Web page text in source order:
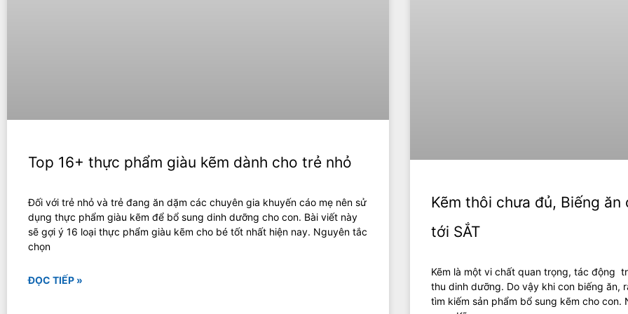
Top 16+ thực phẩm giàu kẽm dành cho trẻ nhỏ
Đối với trẻ nhỏ và trẻ đang ăn dặm các chuyên gia khuyến cáo mẹ nên sử
dụng thực phẩm giàu kẽm để bổ sung dinh dưỡng cho con. Bài viết này
sẽ gợi ý 16 loại thực phẩm giàu kẽm cho bé tốt nhất hiện nay. Nguyên tắc
chọn
ĐỌC TIẾP »
Kẽm thôi chưa đủ, Biếng
tới SẮT
Kẽm là một vi chất quan trọng, tác động
thu dinh dưỡng. Do vậy khi con biếng ăn,
tìm kiếm sản phẩm bổ sung kẽm cho